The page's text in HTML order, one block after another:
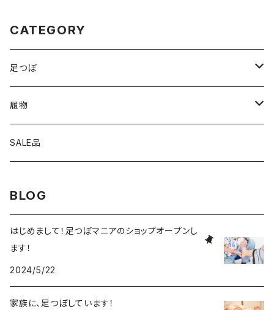
CATEGORY
足つぼ
サブスク
履物
家の中
SALE品
BLOG
はじめまして！足つぼマニアのショップオープンし
ます！
2024/5/22
家族に、足つぼしています！